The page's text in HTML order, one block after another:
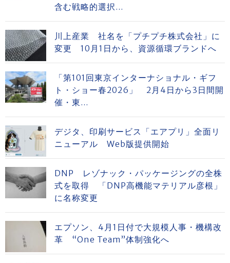
含む戦略的選択...
川上産業 社名を「プチプチ株式会社」に
変更 10月1日から、資源循環ブランドへ
「第101回東京インターナショナル・ギフ
ト・ショー春2026」 2月4日から3日間開
催・東...
デジタ、印刷サービス「エアプリ」全面リ
ニューアル Web版提供開始
DNP レゾナック・パッケージングの全株
式を取得 「DNP高機能マテリアル彦根」
に名称変更
エプソン、4月1日付で大規模人事・機構改
革 “One Team”体制強化へ